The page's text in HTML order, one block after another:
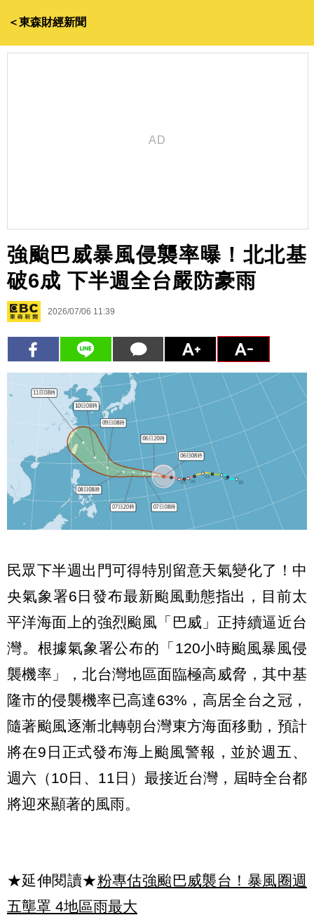
＜東森財經新聞
強颱巴威暴風侵襲率曝！北北基
破6成 下半週全台嚴防豪雨
2026/07/06 11:39
民眾下半週出門可得特別留意天氣變化了！中
央氣象署6日發布最新颱風動態指出，目前太
平洋海面上的強烈颱風「巴威」正持續逼近台
灣。根據氣象署公布的「120小時颱風暴風侵
襲機率」，北台灣地區面臨極高威脅，其中基
隆市的侵襲機率已高達63%，高居全台之冠，
隨著颱風逐漸北轉朝台灣東方海面移動，預計
將在9日正式發布海上颱風警報，並於週五、
週六（10日、11日）最接近台灣，屆時全台都
將迎來顯著的風雨。
★延伸閱讀★粉專估強颱巴威襲台！暴風圈週
五壟罩 4地區雨最大